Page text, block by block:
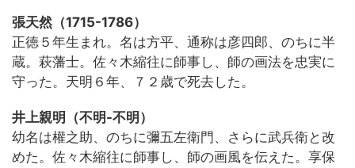
張天然（1715-1786）
正徳５年生まれ。名は方平、通称は彦四郎、のちに半
蔵。萩藩士。佐々木縮往に師事し、師の画法を忠実に
守った。天明６年、７２歳で死去した。
井上親明（不明-不明）
幼名は權之助、のちに彌五左衛門、さらに武兵衛と改
めた。佐々木縮往に師事し、師の画風を伝えた。享保